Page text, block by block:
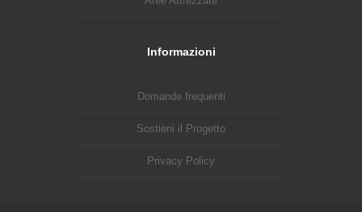
Informazioni
Domande frequenti
Sostieni il Progetto
Privacy Policy